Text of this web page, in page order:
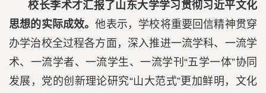
校长李术才汇报了山东大学学习贯彻习近平文化
思想的实际成效。他表示，学校将重要回信精神贯穿
办学治校全过程各方面，深入推进一流学科、一流学
术、一流学者、一流学生、一流学刊“五学一体”协同
发展，党的创新理论研究“山大范式”更加鲜明，文化